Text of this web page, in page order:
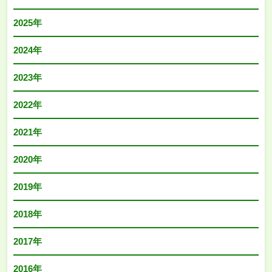
2025年
2024年
2023年
2022年
2021年
2020年
2019年
2018年
2017年
2016年